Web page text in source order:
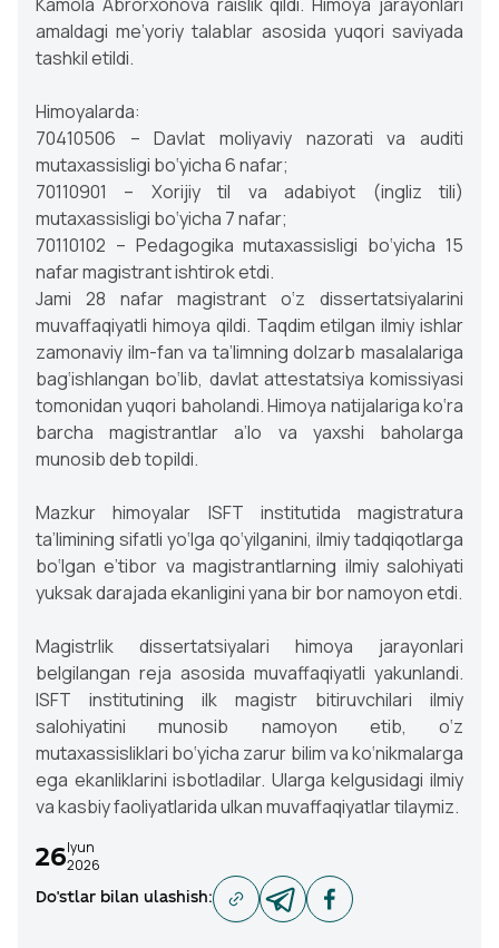
amaldagi me’yoriy talablar asosida yuqori saviyada
tashkil etildi.
Himoyalarda:
70410506 – Davlat moliyaviy nazorati va auditi
mutaxassisligi bo‘yicha 6 nafar;
70110901 – Xorijiy til va adabiyot (ingliz tili)
mutaxassisligi bo‘yicha 7 nafar;
70110102 – Pedagogika mutaxassisligi bo‘yicha 15
nafar magistrant ishtirok etdi.
Jami 28 nafar magistrant o‘z dissertatsiyalarini
muvaffaqiyatli himoya qildi. Taqdim etilgan ilmiy ishlar
zamonaviy ilm-fan va ta’limning dolzarb masalalariga
bag‘ishlangan bo‘lib, davlat attestatsiya komissiyasi
tomonidan yuqori baholandi. Himoya natijalariga ko‘ra
barcha magistrantlar a’lo va yaxshi baholarga
munosib deb topildi.
Mazkur himoyalar ISFT institutida magistratura
ta’limining sifatli yo‘lga qo‘yilganini, ilmiy tadqiqotlarga
bo‘lgan e’tibor va magistrantlarning ilmiy salohiyati
yuksak darajada ekanligini yana bir bor namoyon etdi.
Magistrlik dissertatsiyalari himoya jarayonlari
belgilangan reja asosida muvaffaqiyatli yakunlandi.
ISFT institutining ilk magistr bitiruvchilari ilmiy
salohiyatini munosib namoyon etib, o‘z
mutaxassisliklari bo‘yicha zarur bilim va ko‘nikmalarga
ega ekanliklarini isbotladilar. Ularga kelgusidagi ilmiy
va kasbiy faoliyatlarida ulkan muvaffaqiyatlar tilaymiz.
26Iyun
2026
Do'stlar bilan ulashish: